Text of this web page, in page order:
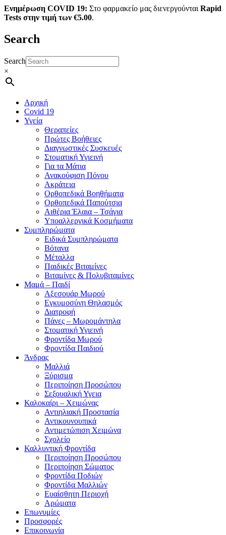
Ενημέρωση COVID 19: Στο φαρμακείο μας διενεργούνται Rapid
Tests στην τιμή των €5.00.
Search
Search
×
Αρχική
Covid 19
Υγεία
Θεραπείες
Πρώτες Βοήθειες
Διαγνωστικές Συσκευές
Στοματική Υγιεινή
Για τα Μάτια
Ανακούφιση Πόνου
Ακράτεια
Ορθοπεδικά Βοηθήματα
Ορθοπεδικά Παπούτσια
Αιθέρια Έλαια – Τσάγια
Υποαλλεργικά Κοσμήματα
Συμπληρώματα
Ειδικά Συμπληρώματα
Βότανα
Μέταλλα
Παιδικές Βιταμίνες
Βιταμίνες & Πολυβιταμίνες
Μαμά – Παιδί
Αξεσουάρ Μωρού
Εγκυμοσύνη Θηλασμός
Διατροφή
Πάνες – Μωρομάντηλα
Στοματική Υγιεινή
Φροντίδα Μωρού
Φροντίδα Παιδιού
Άνδρας
Μαλλιά
Ξύρισμα
Περιποίηση Προσώπου
Σεξουαλική Υγεια
Καλοκαίρι – Χειμώνας
Αντιηλιακή Προστασία
Αντικουνουπικά
Αντιμετώπιση Χειμώνα
Σχολείο
Καλλυντική Φροντίδα
Περιποίηση Προσώπου
Περιποίηση Σώματος
Φροντίδα Ποδιών
Φροντίδα Μαλλιών
Ευαίσθητη Περιοχή
Αρώματα
Επωνυμίες
Προσφορές
Επικοινωνία